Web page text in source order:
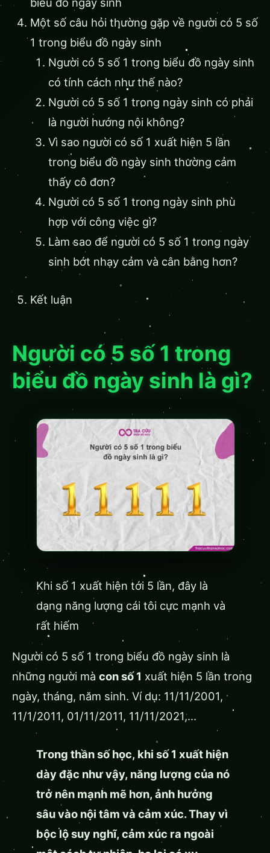
Một số câu hỏi thường gặp về người có 5 số
1 trong biểu đồ ngày sinh
Người có 5 số 1 trong biểu đồ ngày sinh
có tính cách như thế nào?
Người có 5 số 1 trong ngày sinh có phải
là người hướng nội không?
Vì sao người có số 1 xuất hiện 5 lần
trong biểu đồ ngày sinh thường cảm
thấy cô đơn?
Người có 5 số 1 trong ngày sinh phù
hợp với công việc gì?
Làm sao để người có 5 số 1 trong ngày
sinh bớt nhạy cảm và cân bằng hơn?
Kết luận
Người có 5 số 1 trong
biểu đồ ngày sinh là gì?
Khi số 1 xuất hiện tới 5 lần, đây là
dạng năng lượng cái tôi cực mạnh và
rất hiếm
Người có 5 số 1 trong biểu đồ ngày sinh là
những người mà con số 1 xuất hiện 5 lần trong
ngày, tháng, năm sinh. Ví dụ: 11/11/2001,
11/1/2011, 01/11/2011, 11/11/2021,…
Trong thần số học, khi số 1 xuất hiện
dày đặc như vậy, năng lượng của nó
trở nên mạnh mẽ hơn, ảnh hưởng
sâu vào nội tâm và cảm xúc. Thay vì
bộc lộ suy nghĩ, cảm xúc ra ngoài